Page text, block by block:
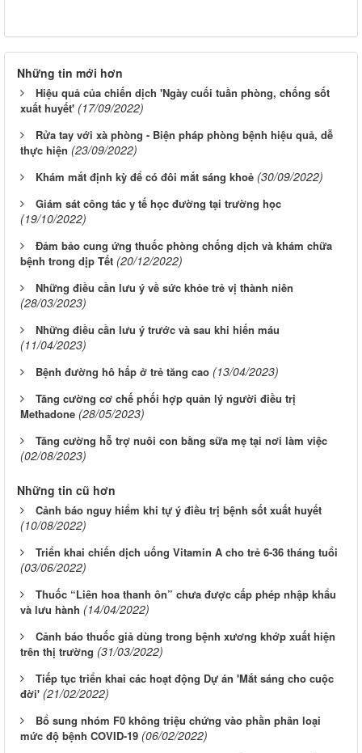
Những tin mới hơn
Hiệu quả của chiến dịch 'Ngày cuối tuần phòng, chống sốt
xuất huyết' (17/09/2022)
Rửa tay với xà phòng - Biện pháp phòng bệnh hiệu quả, dễ
thực hiện (23/09/2022)
Khám mắt định kỳ để có đôi mắt sáng khoẻ (30/09/2022)
Giám sát công tác y tế học đường tại trường học
(19/10/2022)
Đảm bảo cung ứng thuốc phòng chống dịch và khám chữa
bệnh trong dịp Tết (20/12/2022)
Những điều cần lưu ý về sức khỏe trẻ vị thành niên
(28/03/2023)
Những điều cần lưu ý trước và sau khi hiến máu
(11/04/2023)
Bệnh đường hô hấp ở trẻ tăng cao (13/04/2023)
Tăng cường cơ chế phối hợp quản lý người điều trị
Methadone (28/05/2023)
Tăng cường hỗ trợ nuôi con bằng sữa mẹ tại nơi làm việc
(02/08/2023)
Những tin cũ hơn
Cảnh báo nguy hiểm khi tự ý điều trị bệnh sốt xuất huyết
(10/08/2022)
Triển khai chiến dịch uống Vitamin A cho trẻ 6-36 tháng tuổi
(03/06/2022)
Thuốc “Liên hoa thanh ôn” chưa được cấp phép nhập khẩu
và lưu hành (14/04/2022)
Cảnh báo thuốc giả dùng trong bệnh xương khớp xuất hiện
trên thị trường (31/03/2022)
Tiếp tục triển khai các hoạt động Dự án 'Mắt sáng cho cuộc
đời' (21/02/2022)
Bổ sung nhóm F0 không triệu chứng vào phần phân loại
mức độ bệnh COVID-19 (06/02/2022)